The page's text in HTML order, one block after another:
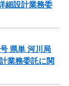
細設計業務委
県単 河川局
業務委託に関